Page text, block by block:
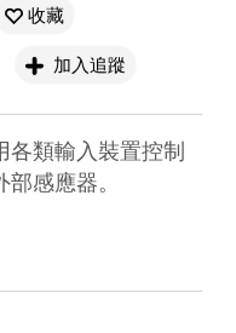
收藏
加入追蹤
各類輸入裝置控制
感應器。